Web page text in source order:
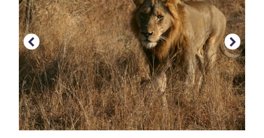
E
Eenzaamheid
Eerlijkheid
F
Fantasie
G
Games
Geld
Genade
Geweld